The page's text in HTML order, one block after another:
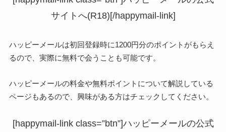
サイトへ(R18)[/happymail-link]
ハッピーメールは初回登録時に1200円分のポイントがもらえ
るので、実際に無料で会うことも可能です。
ハッピーメールの料金や無料ポイントについて解説している
ページもあるので、興味がある方はチェックしてください。
[happymail-link class=”btn”]ハッピーメールの公式